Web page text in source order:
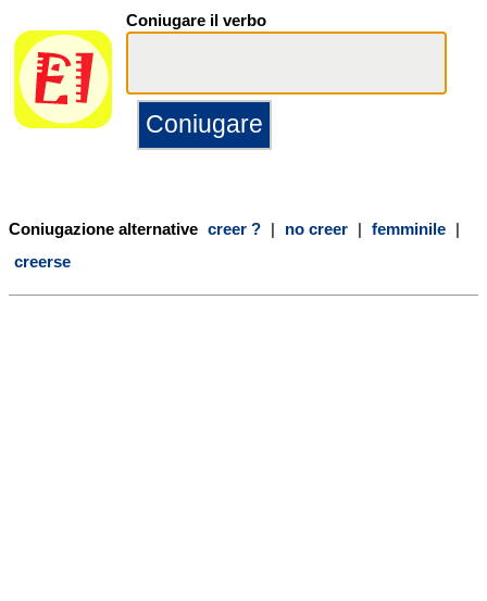
Coniugare il verbo
Coniugazione alternative creer ? | no creer | femminile |
creerse